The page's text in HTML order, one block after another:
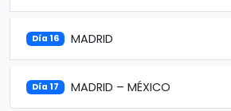
Día 16 MADRID
Día 17 MADRID – MÉXICO